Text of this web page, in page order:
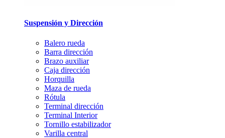
Suspensión y Dirección
Balero rueda
Barra dirección
Brazo auxiliar
Caja dirección
Horquilla
Maza de rueda
Rótula
Terminal dirección
Terminal Interior
Tornillo estabilizador
Varilla central